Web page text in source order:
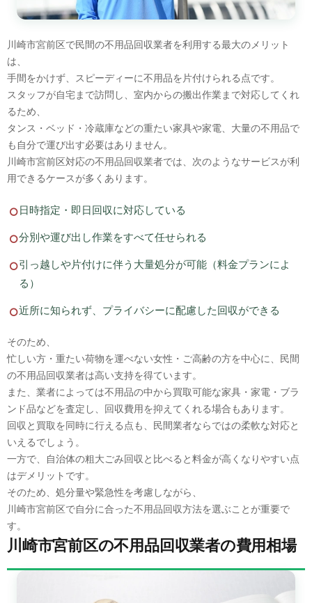
川崎市宮前区で民間の不用品回収業者を利用する最大のメリット
は、
手間をかけず、スピーディーに不用品を片付けられる点です。
スタッフが自宅まで訪問し、室内からの搬出作業まで対応してくれ
るため、
タンス・ベッド・冷蔵庫などの重たい家具や家電、大量の不用品で
も自分で運び出す必要はありません。
川崎市宮前区対応の不用品回収業者では、次のようなサービスが利
用できるケースが多くあります。
日時指定・即日回収に対応している
分別や運び出し作業をすべて任せられる
引っ越しや片付けに伴う大量処分が可能（料金プランによ
る）
近所に知られず、プライバシーに配慮した回収ができる
そのため、
忙しい方・重たい荷物を運べない女性・ご高齢の方を中心に、民間
の不用品回収業者は高い支持を得ています。
また、業者によっては不用品の中から買取可能な家具・家電・ブラ
ンド品などを査定し、回収費用を抑えてくれる場合もあります。
回収と買取を同時に行える点も、民間業者ならではの柔軟な対応と
いえるでしょう。
一方で、自治体の粗大ごみ回収と比べると料金が高くなりやすい点
はデメリットです。
そのため、処分量や緊急性を考慮しながら、
川崎市宮前区で自分に合った不用品回収方法を選ぶことが重要で
す。
川崎市宮前区の不用品回収業者の費用相場